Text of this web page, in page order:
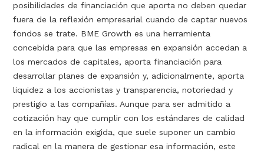
posibilidades de financiación que aporta no deben quedar
fuera de la reflexión empresarial cuando de captar nuevos
fondos se trate. BME Growth es una herramienta
concebida para que las empresas en expansión accedan a
los mercados de capitales, aporta financiación para
desarrollar planes de expansión y, adicionalmente, aporta
liquidez a los accionistas y transparencia, notoriedad y
prestigio a las compañías. Aunque para ser admitido a
cotización hay que cumplir con los estándares de calidad
en la información exigida, que suele suponer un cambio
radical en la manera de gestionar esa información, este